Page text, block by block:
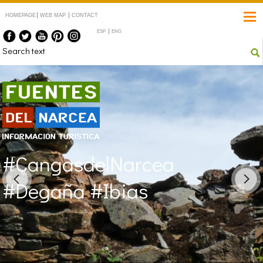
HOMEPAGE WEB MAP CONTACT
ESP ENG
Fuentes del Narcea
#CangasdelNarcea
#Degaña #Ibias